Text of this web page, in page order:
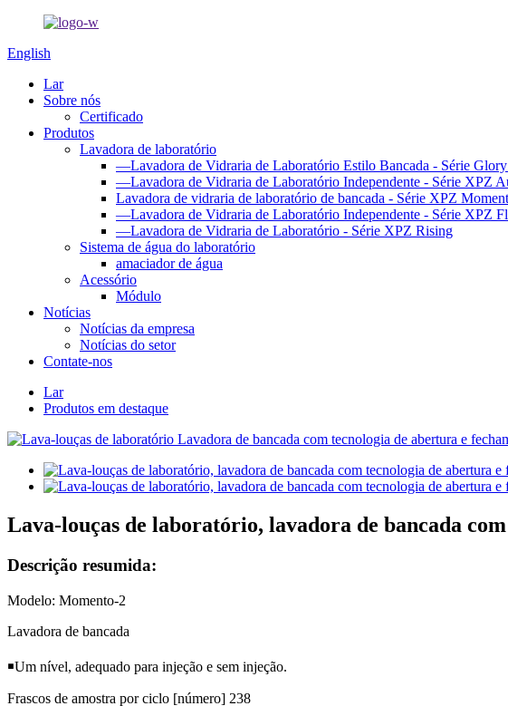
English
Lar
Sobre nós
Certificado
Produtos
Lavadora de laboratório
—Lavadora de Vidraria de Laboratório Estilo Bancada - Série
—Lavadora de Vidraria de Laboratório Independente - Série XPZ
Lavadora de vidraria de laboratório de bancada - Série XPZ Moment
—Lavadora de Vidraria de Laboratório Independente - Série XPZ
—Lavadora de Vidraria de Laboratório - Série XPZ Rising
Sistema de água do laboratório
amaciador de água
Acessório
Módulo
Notícias
Notícias da empresa
Notícias do setor
Contate-nos
Lar
Produtos em destaque
Lava-louças de laboratório, lavadora de bancada
Descrição resumida:
Modelo: Momento-2
Lavadora de bancada
￭Um nível, adequado para injeção e sem injeção.
Frascos de amostra por ciclo [número] 238